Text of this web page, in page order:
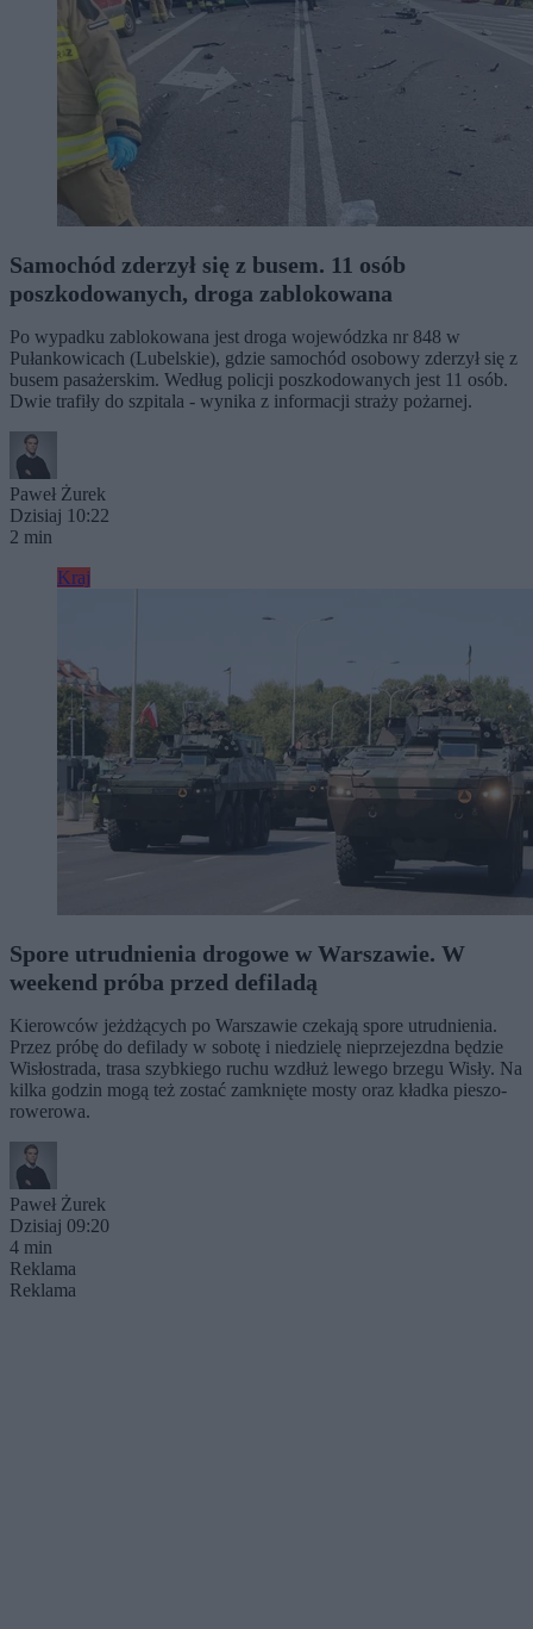
Samochód zderzył się z busem. 11 osób
poszkodowanych, droga zablokowana
Po wypadku zablokowana jest droga wojewódzka nr 848 w
Pułankowicach (Lubelskie), gdzie samochód osobowy zderzył się z
busem pasażerskim. Według policji poszkodowanych jest 11 osób.
Dwie trafiły do szpitala - wynika z informacji straży pożarnej.
Paweł Żurek
Dzisiaj 10:22
2 min
Kraj
Spore utrudnienia drogowe w Warszawie. W
weekend próba przed defiladą
Kierowców jeżdżących po Warszawie czekają spore utrudnienia.
Przez próbę do defilady w sobotę i niedzielę nieprzejezdna będzie
Wisłostrada, trasa szybkiego ruchu wzdłuż lewego brzegu Wisły. Na
kilka godzin mogą też zostać zamknięte mosty oraz kładka pieszo-
rowerowa.
Paweł Żurek
Dzisiaj 09:20
4 min
Reklama
Reklama